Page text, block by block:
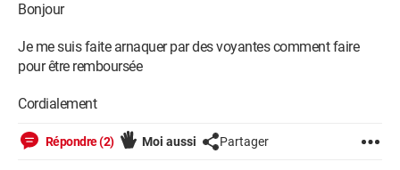
Bonjour
Je me suis faite arnaquer par des voyantes comment faire
pour être remboursée
Cordialement
Répondre (2) Moi aussi Partager